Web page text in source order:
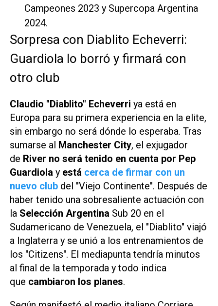
Campeones 2023 y Supercopa Argentina
2024.
Sorpresa con Diablito Echeverri:
Guardiola lo borró y firmará con
otro club
Claudio "Diablito" Echeverri ya está en
Europa para su primera experiencia en la elite,
sin embargo no será dónde lo esperaba. Tras
sumarse al Manchester City, el exjugador
de River no será tenido en cuenta por Pep
Guardiola y está cerca de firmar con un
nuevo club del "Viejo Continente". Después de
haber tenido una sobresaliente actuación con
la Selección Argentina Sub 20 en el
Sudamericano de Venezuela, el "Diablito" viajó
a Inglaterra y se unió a los entrenamientos de
los "Citizens". El mediapunta tendría minutos
al final de la temporada y todo indica
que cambiaron los planes.